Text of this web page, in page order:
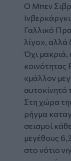
Ο Μπεν
Γαλλικό
λίγο», αλλά
Όχι μακριά,
κοινότητας
«μάλλον
αυτοκίνητό
Στη χώρα
ρήγμα
σεισμοί
μεγέθους
στο νότιο